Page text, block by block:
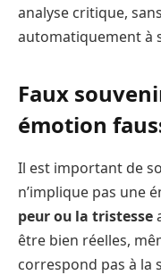
analyse critique,
automatiquement à
Faux
émotion
Il est important de
n’implique pas une
peur ou la tristesse
être bien réelles,
correspond pas à la